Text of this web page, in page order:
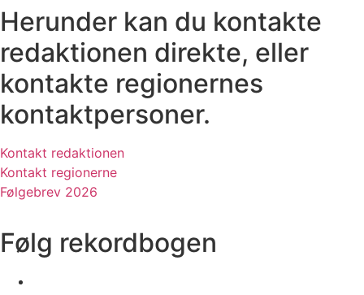
Herunder kan du kontakte
redaktionen direkte, eller
kontakte regionernes
kontaktpersoner.
Kontakt redaktionen
Kontakt regionerne
Følgebrev 2026
Følg rekordbogen